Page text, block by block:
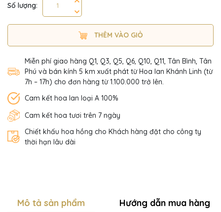
Số lượng:
THÊM VÀO GIỎ
Miễn phí giao hàng Q1, Q3, Q5, Q6, Q10, Q11, Tân Bình, Tân
Phú và bán kính 5 km xuất phát từ Hoa lan Khánh Linh (từ
7h – 17h) cho đơn hàng từ 1.100.000 trở lên.
Cam kết hoa lan loại A 100%
Cam kết hoa tươi trên 7 ngày
Chiết khấu hoa hồng cho Khách hàng đặt cho công ty
thời hạn lâu dài
Mô tả sản phẩm Hướng dẫn mua hàng